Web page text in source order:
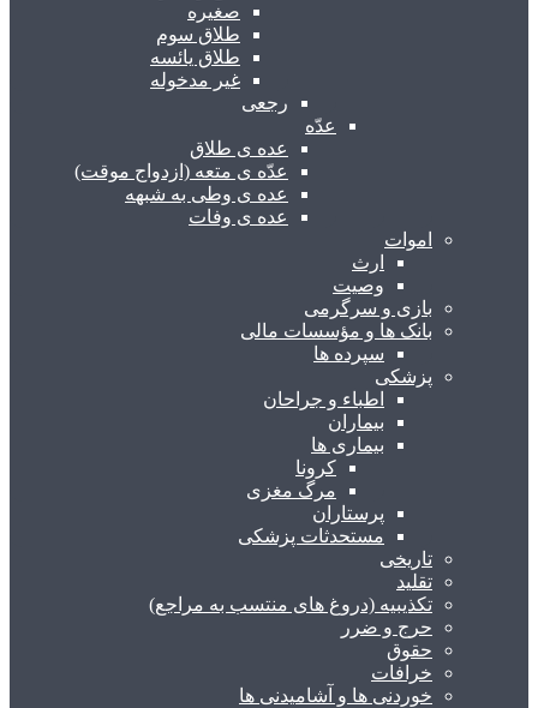
صغیره
طلاق سوم
طلاق یائسه
غیر مدخوله
رجعی
عدّه
عده ی طلاق
عدّه ی متعه (ازدواج موقت)
عده ی وطی به شبهه
عده ی وفات
اموات
ارث
وصیت
بازی و سرگرمی
بانک ها و مؤسسات مالی
سپرده ها
پزشکی
اطباء و جراحان
بیماران
بیماری ها
کرونا
مرگ مغزی
پرستاران
مستحدثات پزشکی
تاریخی
تقلید
تکذیبیه (دروغ های منتسب به مراجع)
حرج و ضرر
حقوق
خرافات
خوردنی ها و آشامیدنی ها